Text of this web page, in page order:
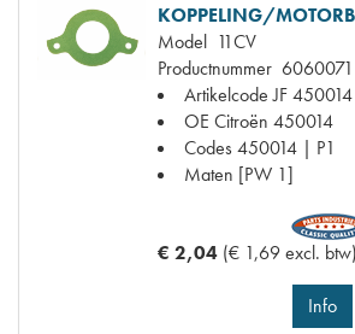
KOPPELING/
Model 11CV
Productnummer 6060071
Artikelcode JF450014
OE Citroën 450014
Codes450014 | P1
Maten [PW 1]
€ 2,04 (€ 1,69 excl. btw)
Info